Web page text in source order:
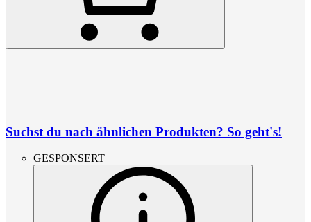
Suchst du nach ähnlichen Produkten? So geht's!
GESPONSERT